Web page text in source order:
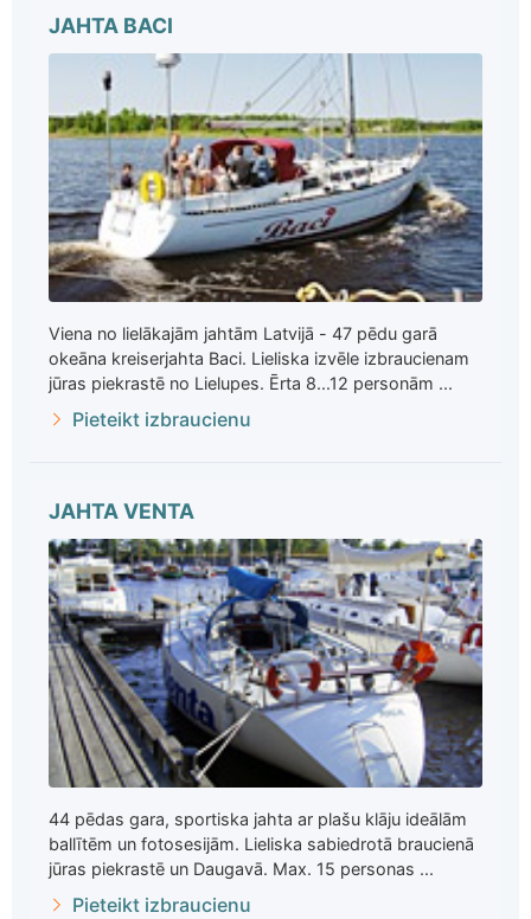
JAHTA BACI
Viena no lielākajām jahtām Latvijā - 47 pēdu garā
okeāna kreiserjahta Baci. Lieliska izvēle izbraucienam
jūras piekrastē no Lielupes. Ērta 8...12 personām ...
Pieteikt izbraucienu
JAHTA VENTA
44 pēdas gara, sportiska jahta ar plašu klāju ideālām
ballītēm un fotosesijām. Lieliska sabiedrotā braucienā
jūras piekrastē un Daugavā. Max. 15 personas ...
Pieteikt izbraucienu